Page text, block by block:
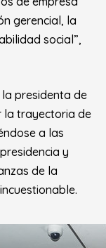
gerencial, la
social”,
presidenta de
la trayectoria de
a las
y
de la